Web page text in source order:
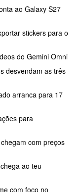
ao Galaxy S27
stickers para o
do Gemini Omni
desvendam as três
arranca para 17
para
com preços
ao teu
com foco no